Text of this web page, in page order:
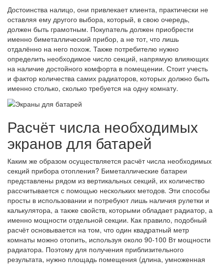
Достоинства налицо, они привлекает клиента, практически не
оставляя ему другого выбора, который, в свою очередь,
должен быть грамотным. Покупатель должен приобрести
именно биметаллический прибор, а не тот, что лишь
отдалённо на него похож. Также потребителю нужно
определить необходимое число секций, напрямую влияющих
на наличие достойного комфорта в помещении. Стоит учесть
и фактор количества самих радиаторов, которых должно быть
именно столько, сколько требуется на одну комнату.
Расчёт числа необходимых
экранов для батарей
Каким же образом осуществляется расчёт числа необходимых
секций прибора отопления? Биметаллические батареи
представлены рядом из вертикальных секций, их количество
рассчитывается с помощью нескольких методов. Эти способы
просты в использовании и потребуют лишь наличия рулетки и
калькулятора, а также свойств, которыми обладает радиатор, а
именно мощности отдельной секции. Как правило, подобный
расчёт основывается на том, что один квадратный метр
комнаты можно отопить, используя около 90-100 Вт мощности
радиатора. Поэтому для получения приблизительного
результата, нужно площадь помещения (длина, умноженная